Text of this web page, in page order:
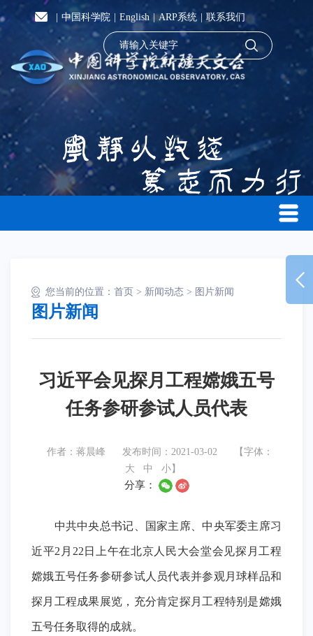
中国科学院 English |ARP系统 联系我们
您当前的位置： 首页 > 新闻动态 > 图片新闻
图片新闻
习近平会见探月工程嫦娥五号
任务参研参试人员代表
作者：蒋晨峰 发布时间：2021-03-02
【字体：
大
中 小 】
分享：
中共中央总书记、国家主席、中央军委主席习
近平2月22日上午在北京人民大会堂会见探月工程
嫦娥五号任务参研参试人员代表并参观月球样品和
探月工程成果展览，充分肯定探月工程特别是嫦娥
五号任务取得的成就。